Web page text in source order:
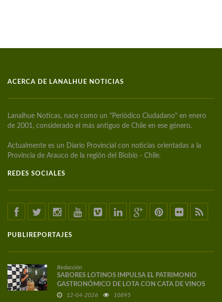
ACERCA DE LANALHUE NOTICIAS
Lanalhue Noticas, nace como un "Periódico Ciudadano" en enero
de 2001, considerado el más antiguo de Chile en ese género.
Actualmente es un Diario Provincial con noticias orientadas a la
Provincia de Arauco de la región del Biobío - Chile.
REDES SOCIALES
PUBLIREPORTAJES
Redacción
SABORES LOTINOS IMPULSA EL PATRIMONIO
GASTRONÓMICO DE LOTA CON CATA DE VINOS
DE AUTOR
12-04-2026 10895